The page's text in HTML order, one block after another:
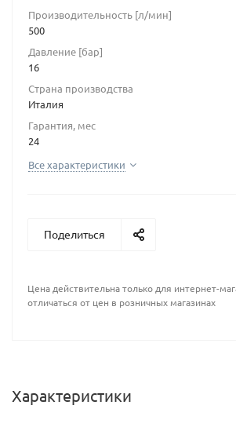
Производительность [л/мин]
500
Давление [бар]
16
Страна производства
Италия
Гарантия, мес
24
Все характеристики
Поделиться
Цена действительна только для интернет-
отличаться от цен в розничных магазинах
Характеристики